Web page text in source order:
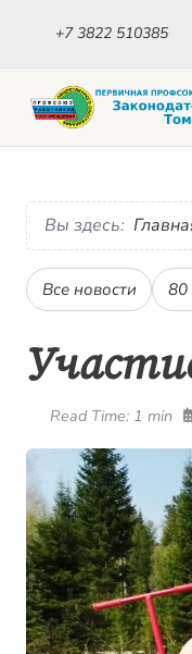
+7 3822 510385
Вы здесь:
Все новости 80
Read Time: 1 min